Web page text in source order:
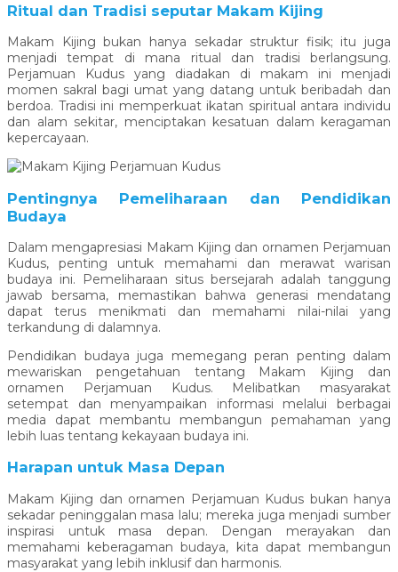
Ritual dan Tradisi seputar Makam Kijing
Makam Kijing bukan hanya sekadar struktur fisik; itu juga
menjadi tempat di mana ritual dan tradisi berlangsung.
Perjamuan Kudus yang diadakan di makam ini menjadi
momen sakral bagi umat yang datang untuk beribadah dan
berdoa. Tradisi ini memperkuat ikatan spiritual antara individu
dan alam sekitar, menciptakan kesatuan dalam keragaman
kepercayaan.
Pentingnya Pemeliharaan dan Pendidikan
Budaya
Dalam mengapresiasi Makam Kijing dan ornamen Perjamuan
Kudus, penting untuk memahami dan merawat warisan
budaya ini. Pemeliharaan situs bersejarah adalah tanggung
jawab bersama, memastikan bahwa generasi mendatang
dapat terus menikmati dan memahami nilai-nilai yang
terkandung di dalamnya.
Pendidikan budaya juga memegang peran penting dalam
mewariskan pengetahuan tentang Makam Kijing dan
ornamen Perjamuan Kudus. Melibatkan masyarakat
setempat dan menyampaikan informasi melalui berbagai
media dapat membantu membangun pemahaman yang
lebih luas tentang kekayaan budaya ini.
Harapan untuk Masa Depan
Makam Kijing dan ornamen Perjamuan Kudus bukan hanya
sekadar peninggalan masa lalu; mereka juga menjadi sumber
inspirasi untuk masa depan. Dengan merayakan dan
memahami keberagaman budaya, kita dapat membangun
masyarakat yang lebih inklusif dan harmonis.